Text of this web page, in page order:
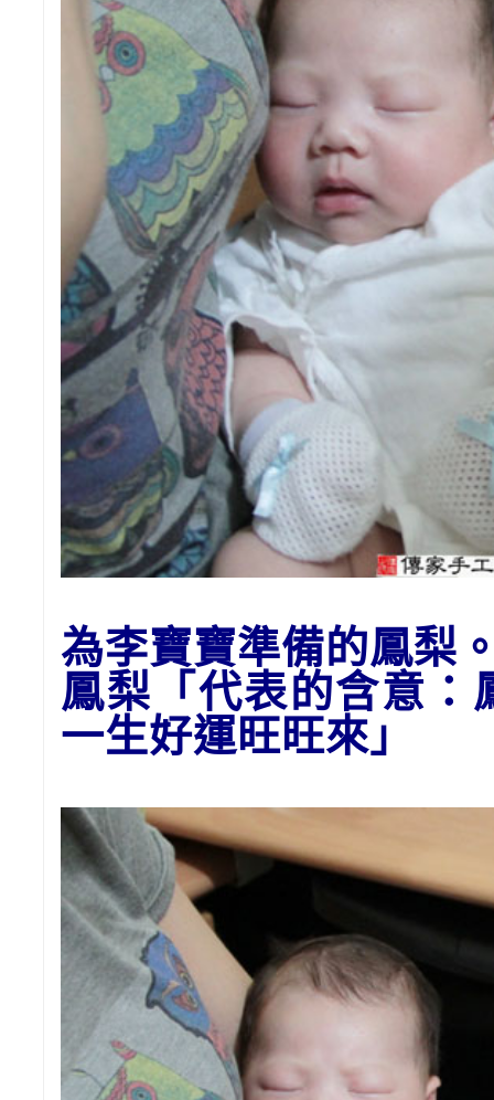
為李寶寶準備的鳳梨
鳳梨「代表的含意：
一生好運旺旺來 」